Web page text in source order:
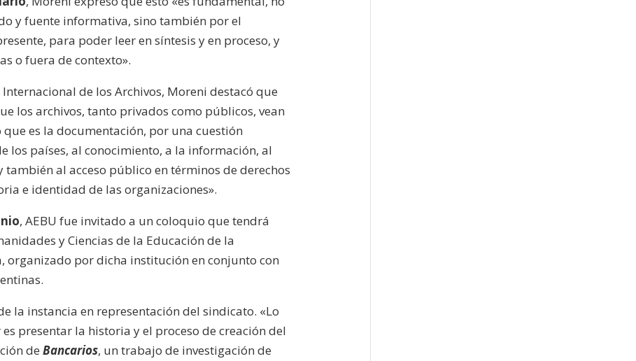
y fuente informativa, sino también por el
para poder leer en síntesis y en proceso, y
o fuera de contexto».
de los Archivos, Moreni destacó que
los archivos, tanto privados como públicos, vean
que es la documentación, por una cuestión
los países, al conocimiento, a la información, al
también al acceso público en términos de derechos
e identidad de las organizaciones».
, AEBU fue invitado a un coloquio que tendrá
y Ciencias de la Educación de la
organizado por dicha institución en conjunto con
la instancia en representación del sindicato. «Lo
presentar la historia y el proceso de creación del
deBancarios, un trabajo de investigación de